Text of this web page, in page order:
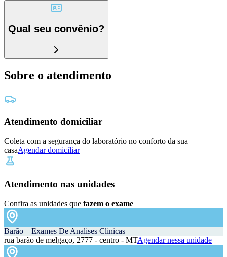
Qual seu convênio?
Sobre o atendimento
Atendimento domiciliar
Coleta com a segurança do laboratório no conforto da sua
casaAgendar domiciliar
Atendimento nas unidades
Confira as unidades que fazem o exame
Barão – Exames De Analises Clinicas
rua barão de melgaço, 2777 - centro - MTAgendar nessa unidade